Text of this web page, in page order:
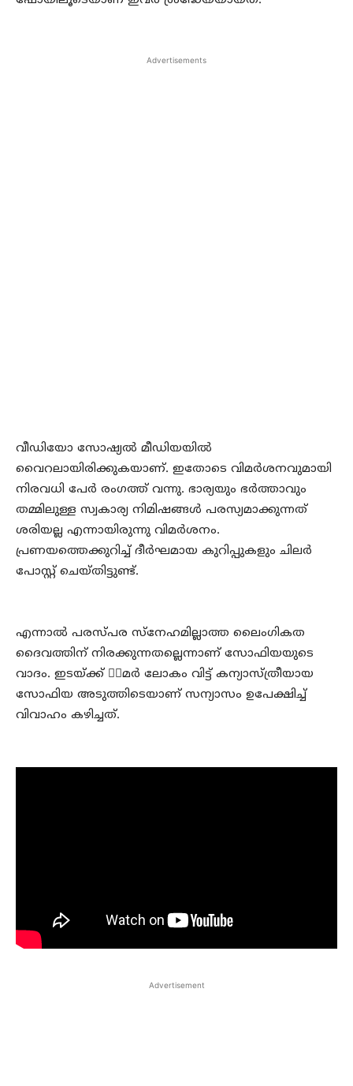
Advertisements
വീഡിയോ സോഷ്യല്‍ മീഡിയയില്‍
വൈറലായിരിക്കുകയാണ്. ഇതോടെ വിമര്‍ശനവുമായി
നിരവധി പേര്‍ രംഗത്ത് വന്നു. ഭാര്യയും ഭര്‍ത്താവും
തമ്മിലുള്ള സ്വകാര്യ നിമിഷങ്ങള്‍ പരസ്യമാക്കുന്നത്
ശരിയല്ല എന്നായിരുന്നു വിമര്‍ശനം.
പ്രണയത്തെക്കുറിച്ച് ദീര്‍ഘമായ കുറിപ്പുകളും ചിലര്‍
പോസ്റ്റ് ചെയ്തിട്ടുണ്ട്.
എന്നാല്‍ പരസ്പര സ്നേഹമില്ലാത്ത ലൈംഗികത
ദൈവത്തിന് നിരക്കുന്നതല്ലെന്നാണ് സോഫിയയുടെ
വാദം. ഇടയ്ക്ക് ാമര്‍ ലോകം വിട്ട് കന്യാസ്ത്രീയായ
സോഫിയ അടുത്തിടെയാണ് സന്യാസം ഉപേക്ഷിച്ച്
വിവാഹം കഴിച്ചത്.
Advertisement